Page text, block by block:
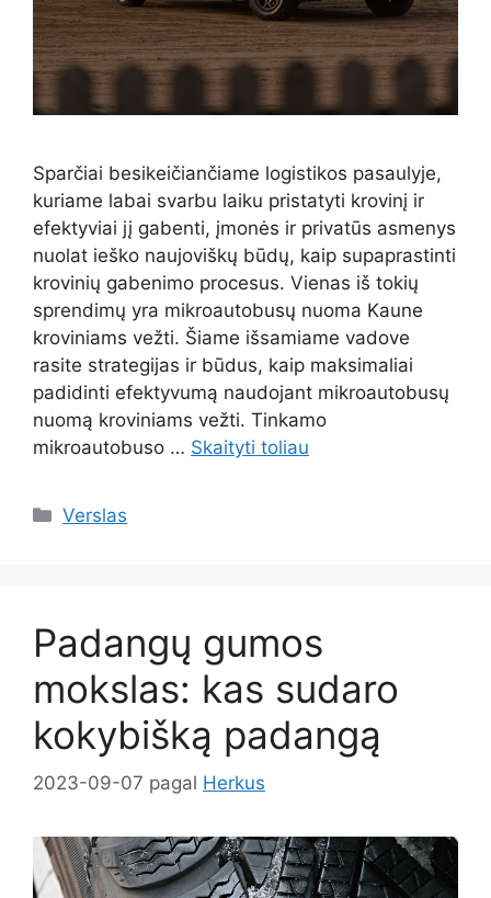
Sparčiai besikeičiančiame logistikos pasaulyje,
kuriame labai svarbu laiku pristatyti krovinį ir
efektyviai jį gabenti, įmonės ir privatūs asmenys
nuolat ieško naujoviškų būdų, kaip supaprastinti
krovinių gabenimo procesus. Vienas iš tokių
sprendimų yra mikroautobusų nuoma Kaune
kroviniams vežti. Šiame išsamiame vadove
rasite strategijas ir būdus, kaip maksimaliai
padidinti efektyvumą naudojant mikroautobusų
nuomą kroviniams vežti. Tinkamo
mikroautobuso … Skaityti toliau
Kategorijos
Verslas
Padangų gumos
mokslas: kas sudaro
kokybišką padangą
2023-09-07 pagal Herkus